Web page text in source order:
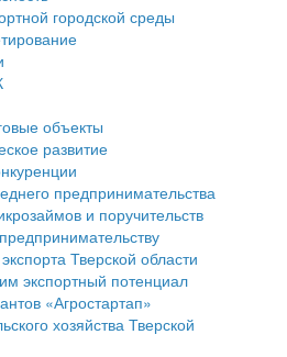
Тверской области
муниципального округа
ранее учтенных
субъектов малого и
субъектов малого и
городской среды
объекты
развитие
предпринимательства
и поручительств
Тверской области
экспортный потенциал
«Агростартап»
хозяйства Тверской